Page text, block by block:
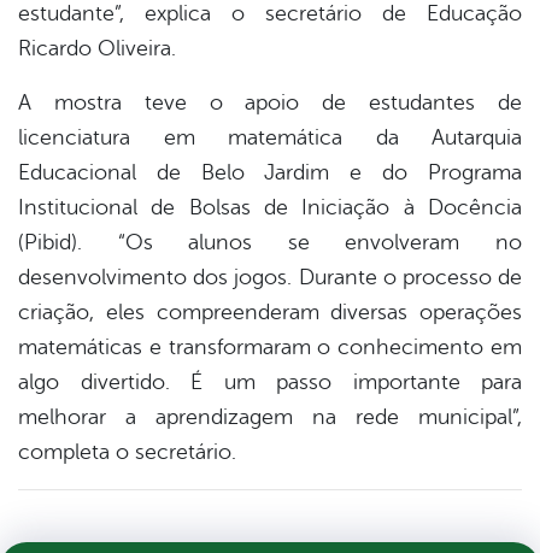
estudante”, explica o secretário de Educação
Ricardo Oliveira.
A mostra teve o apoio de estudantes de
licenciatura em matemática da Autarquia
Educacional de Belo Jardim e do Programa
Institucional de Bolsas de Iniciação à Docência
(Pibid). “Os alunos se envolveram no
desenvolvimento dos jogos. Durante o processo de
criação, eles compreenderam diversas operações
matemáticas e transformaram o conhecimento em
algo divertido. É um passo importante para
melhorar a aprendizagem na rede municipal”,
completa o secretário.